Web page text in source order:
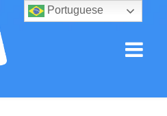
Portuguese